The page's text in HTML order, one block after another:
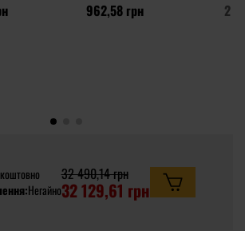
962,58 грн 2
Негайно
32 490,14 грн
32 129,61 грн